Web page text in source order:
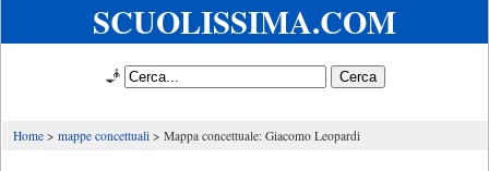
SCUOLISSIMA.COM
🧞
Home mappe concettuali Mappa concettuale: Giacomo Leopardi